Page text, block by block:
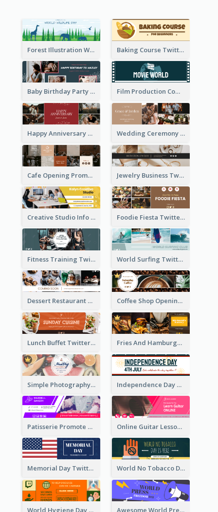
Forest Illustration World Wildlife Day Twitter Header Baking Course Twitter Header
Baby Birthday Party Twitter Header Film Production Company Twitter Header
Happy Anniversary Twitter Header Wedding Ceremony Twitter Header
Cafe Opening Promotion Twitter Header Jewelry Business Twitter Header
Creative Studio Info Twitter Header Foodie Fiesta Twitter Header
Fitness Training Twitter Header World Surfing Twitter Header
Dessert Restaurant Twitter Header Coffee Shop Opening Twitter Header
Lunch Buffet Twitter Header Fries And Hamburger Restaurant Twitter Header
Simple Photography Twitter Header Promoting Healthy Independence Day Twitter Header With Decorations
Patisserie Promote Twitter Header Online Guitar Lesson Twitter Header
Memorial Day Twitter Header With Flag World No Tobacco Day Twitter Header
World Hygiene Day Promotion Twitter Header Awesome World Press Freedom Day Twitter Header